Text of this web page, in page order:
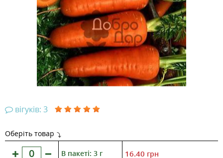
вігуків: 3
Оберіть товар
В пакеті: 3 г 16.40 грн